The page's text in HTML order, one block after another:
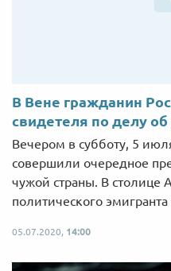
В Вене гражданин
свидетеля по делу
Вечером в субботу, 5
совершили очередное
чужой страны. В столице
политического
05.07.2020, 14:00